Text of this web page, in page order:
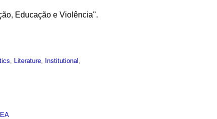
Educação e Violência".
, Literature, Institutional ,